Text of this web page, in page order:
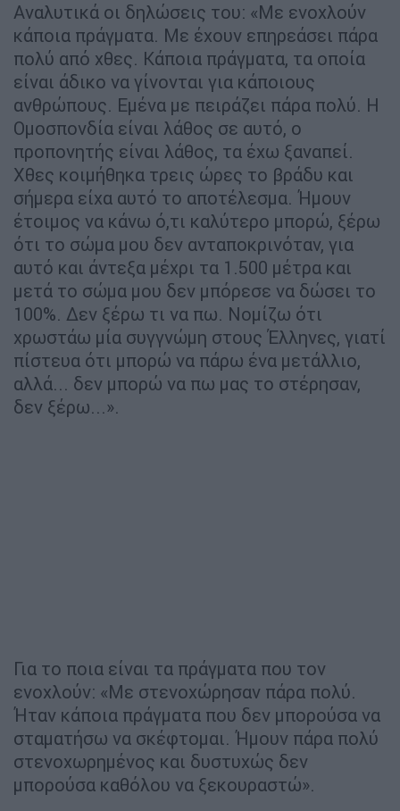
Αναλυτικά οι δηλώσεις του: «Με ενοχλούν
κάποια πράγματα. Με έχουν επηρεάσει πάρα
πολύ από χθες. Κάποια πράγματα, τα οποία
είναι άδικο να γίνονται για κάποιους
ανθρώπους. Εμένα με πειράζει πάρα πολύ. Η
Ομοσπονδία είναι λάθος σε αυτό, ο
προπονητής είναι λάθος, τα έχω ξαναπεί.
Χθες κοιμήθηκα τρεις ώρες το βράδυ και
σήμερα είχα αυτό το αποτέλεσμα. Ήμουν
έτοιμος να κάνω ό,τι καλύτερο μπορώ, ξέρω
ότι το σώμα μου δεν ανταποκρινόταν, για
αυτό και άντεξα μέχρι τα 1.500 μέτρα και
μετά το σώμα μου δεν μπόρεσε να δώσει το
100%. Δεν ξέρω τι να πω. Νομίζω ότι
χρωστάω μία συγγνώμη στους Έλληνες, γιατί
πίστευα ότι μπορώ να πάρω ένα μετάλλιο,
αλλά... δεν μπορώ να πω μας το στέρησαν,
δεν ξέρω...».
Για το ποια είναι τα πράγματα που τον
ενοχλούν: «Με στενοχώρησαν πάρα πολύ.
Ήταν κάποια πράγματα που δεν μπορούσα να
σταματήσω να σκέφτομαι. Ήμουν πάρα πολύ
στενοχωρημένος και δυστυχώς δεν
μπορούσα καθόλου να ξεκουραστώ».